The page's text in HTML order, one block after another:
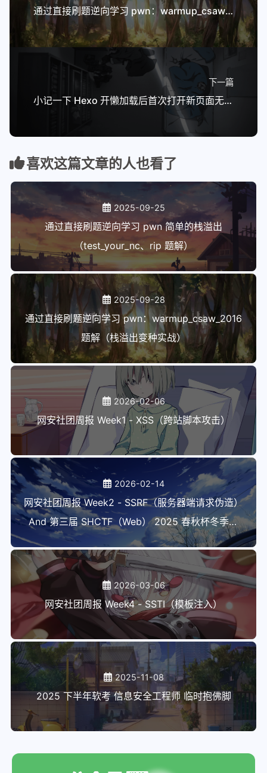
通过直接刷题逆向学习 pwn：warmup_csaw_2016 题解（栈溢出变种实战）
下一篇
小记一下 Hexo 开懒加载后首次打开新页面无法显示问题
喜欢这篇文章的人也看了
2025-09-25
通过直接刷题逆向学习 pwn 简单的栈溢出
（test_your_nc、rip 题解）
2025-09-28
通过直接刷题逆向学习 pwn：warmup_csaw_2016
题解（栈溢出变种实战）
2026-02-06
网安社团周报 Week1 - XSS（跨站脚本攻击）
2026-02-14
网安社团周报 Week2 - SSRF（服务器端请求伪造）
And 第三届 SHCTF（Web） 2025 春秋杯冬季赛
（Ai） WriteUP
2026-03-06
网安社团周报 Week4 - SSTI（模板注入）
2025-11-08
2025 下半年软考 信息安全工程师 临时抱佛脚